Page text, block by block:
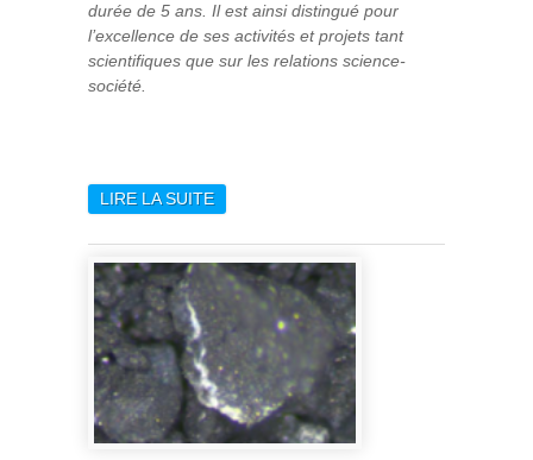
durée de 5 ans. Il est ainsi distingué pour
l’excellence de ses activités et projets tant
scientifiques que sur les relations science-
société.
LIRE LA SUITEDE HERVÉ DOLE NOMMÉ À
DE FRANCE